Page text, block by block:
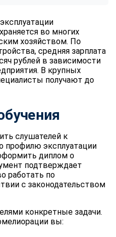
во многих
хозяйством. По
средняя зарплата
рублей в зависимости
В крупных
получают до
слушателей к
профилю эксплуатации
диплом о
подтверждает
работать по
с законодательством
конкретные задачи.
вы: